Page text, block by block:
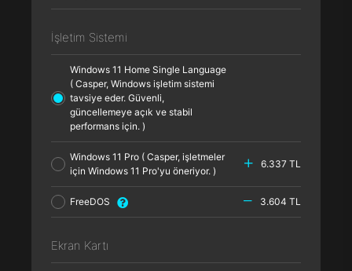
İşletim Sistemi
Windows 11 Home Single Language
( Casper, Windows işletim sistemi
tavsiye eder. Güvenli,
güncellemeye açık ve stabil
performans için. )
Windows 11 Pro ( Casper, işletmeler
için Windows 11 Pro'yu öneriyor. )
6.337 TL
FreeDOS 3.604 TL
Ekran Kartı